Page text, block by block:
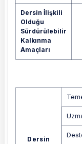
Dersin İlişkili
Olduğu
Sürdürülebilir
Kalkınma
Amaçları
Dersin